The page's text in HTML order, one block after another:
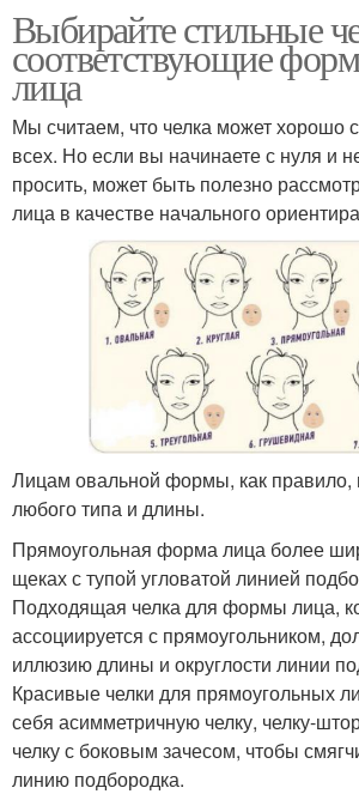
Выбирайте стильные
соответствующие
лица
Мы считаем, что челка может хорошо
всех. Но если вы начинаете с нуля и
просить, может быть полезно
лица в качестве начального
Лицам овальной формы, как правило,
любого типа и длины.
Прямоугольная форма лица более
щеках с тупой угловатой линией
Подходящая челка для формы лица,
ассоциируется с прямоугольником,
иллюзию длины и округлости линии
Красивые челки для прямоугольных
себя асимметричную челку, челку-
челку с боковым зачесом, чтобы
линию подбородка.